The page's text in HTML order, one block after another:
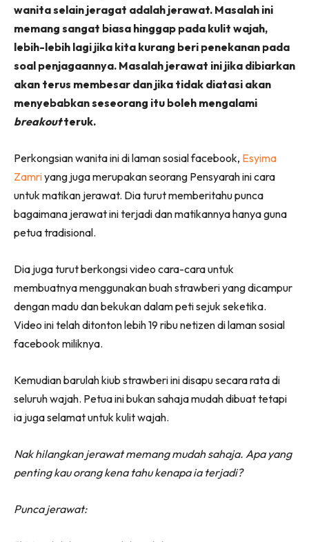
wanita selain jeragat adalah jerawat. Masalah ini
memang sangat biasa hinggap pada kulit wajah,
lebih-lebih lagi jika kita kurang beri penekanan pada
soal penjagaannya. Masalah jerawat ini jika dibiarkan
akan terus membesar dan jika tidak diatasi akan
menyebabkan seseorang itu boleh mengalami
breakoutteruk.
Perkongsian wanita ini di laman sosial facebook, Esyima
Zamriyang juga merupakan seorang Pensyarah ini cara
untuk matikan jerawat. Dia turut memberitahu punca
bagaimana jerawat ini terjadi dan matikannya hanya guna
petua tradisional.
Dia juga turut berkongsi video cara-cara untuk
membuatnya menggunakan buah strawberi yang dicampur
dengan madu dan bekukan dalam peti sejuk seketika.
Video ini telah ditonton lebih 19 ribu netizen di laman sosial
facebook miliknya.
Kemudian barulah kiub strawberi ini disapu secara rata di
seluruh wajah. Petua ini bukan sahaja mudah dibuat tetapi
ia juga selamat untuk kulit wajah.
Nak hilangkan jerawat memang mudah sahaja. Apa yang
penting kau orang kena tahu kenapa ia terjadi?
Punca jerawat: